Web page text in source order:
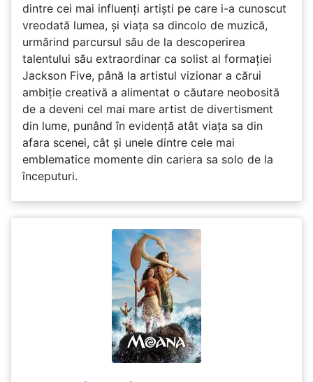
dintre cei mai influenți artiști pe care i-a cunoscut
vreodată lumea, și viața sa dincolo de muzică,
urmărind parcursul său de la descoperirea
talentului său extraordinar ca solist al formației
Jackson Five, până la artistul vizionar a cărui
ambiție creativă a alimentat o căutare neobosită
de a deveni cel mai mare artist de divertisment
din lume, punând în evidență atât viața sa din
afara scenei, cât și unele dintre cele mai
emblematice momente din cariera sa solo de la
începuturi.